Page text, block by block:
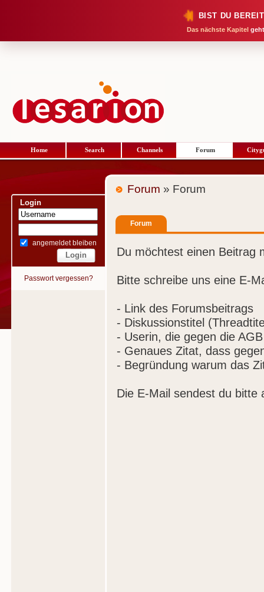
BIST DU
Das nächste Kapitel
Home Search Channels Forum
Login
angemeldet bleiben
Passwort vergessen?
Forum » Forum
Forum
Du möchtest einen Beitrag
Bitte schreibe uns eine E-
- Link des Forumsbeitrags
- Diskussionstitel
- Userin, die gegen die
- Genaues Zitat, dass
- Begründung warum das
Die E-Mail sendest du bitte